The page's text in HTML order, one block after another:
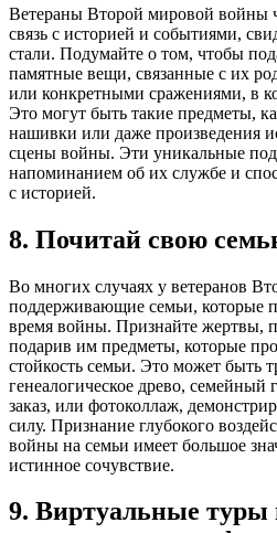
Ветераны Второй мировой войны
связь с историей и событиями,
стали. Подумайте о том, чтобы
памятные вещи, связанные с их
или конкретными сражениями, в
Это могут быть такие предметы,
нашивки или даже произведения
сцены войны. Эти уникальные
напоминанием об их службе и
с историей.
8. Почитай свою
Во многих случаях у ветеранов
поддерживающие семьи, которые
время войны. Признайте жертвы,
подарив им предметы, которые
стойкость семьи. Это может быть
генеалогическое древо, семейный
заказ, или фотоколлаж,
силу. Признание глубокого
войны на семьи имеет большое
истинное сочувствие.
9. Виртуальные туры